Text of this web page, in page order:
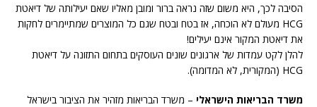
הסיבה לכך, היא משום שזה נראה ברור ומובן מאליו שאם יעילותה של דיאטת
HCG מעולם לא הוכחה, אז בטח ובטח שגם כל המוצרים שמתיימרים לחקות
את דיאטת המקור אינם יעילים!
להלן לקט עמדות של ארגונים שונים העוסקים בתחום התזונה על דיאטת
HCG (המקורית, לא המדומה).
משרד הבריאות הישראלי – משרד הבריאות מזהיר את הציבור בישראל